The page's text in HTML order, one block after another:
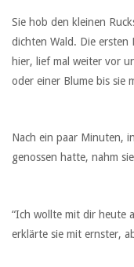
Sie hob den kleinen
dichten Wald. Die ersten
hier, lief mal weiter vor
oder einer Blume bis sie
Nach ein paar Minuten,
genossen hatte, nahm
“Ich wollte mit dir heute
erklärte sie mit ernster,